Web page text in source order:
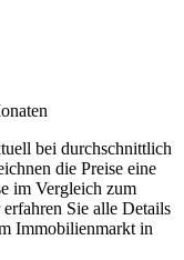
bei durchschnittlich
die Preise eine
im Vergleich zum
Sie alle Details
Immobilienmarkt in